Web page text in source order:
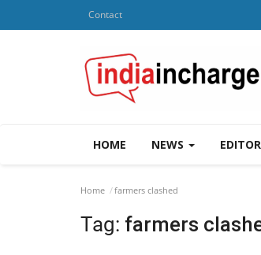
Contact
HOME NEWS
Home farmers clashed
Tag: farmers